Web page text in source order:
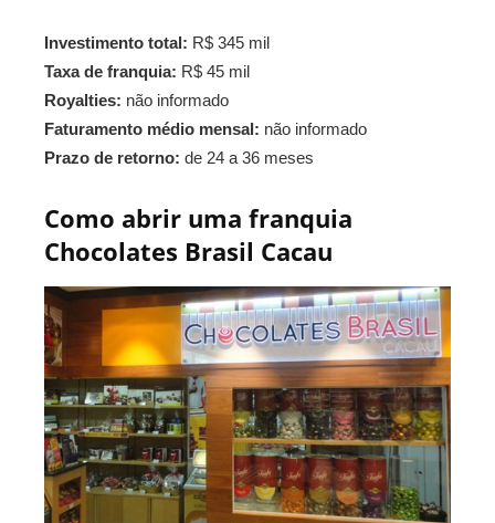
Investimento total: R$ 345 mil
Taxa de franquia: R$ 45 mil
Royalties: não informado
Faturamento médio mensal: não informado
Prazo de retorno: de 24 a 36 meses
Como abrir uma franquia
Chocolates Brasil Cacau